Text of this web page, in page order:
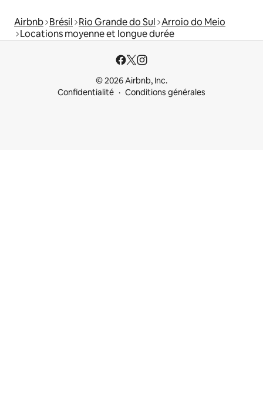
Airbnb Brésil Rio Grande do Sul Arroio do Meio
Locations moyenne et longue durée
© 2026 Airbnb, Inc.
Confidentialité
Conditions générales